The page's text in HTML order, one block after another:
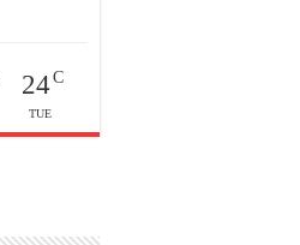
24C
TUE